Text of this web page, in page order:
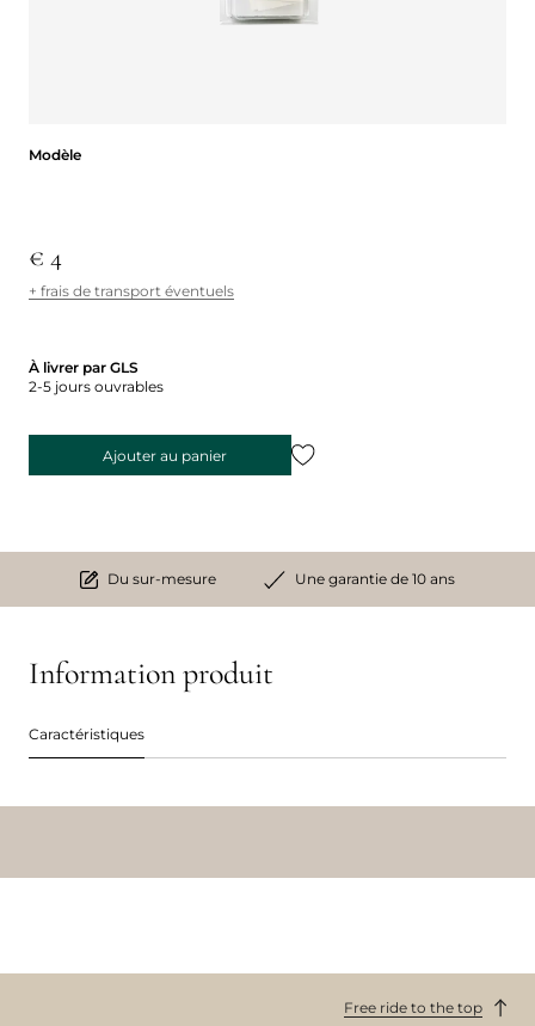
Modèle
€ 4
+ frais de transport éventuels
À livrer par GLS
2-5 jours ouvrables
Ajouter au panier
Du sur-mesure Une garantie de 10 ans
Information produit
Caractéristiques
Free ride to the top